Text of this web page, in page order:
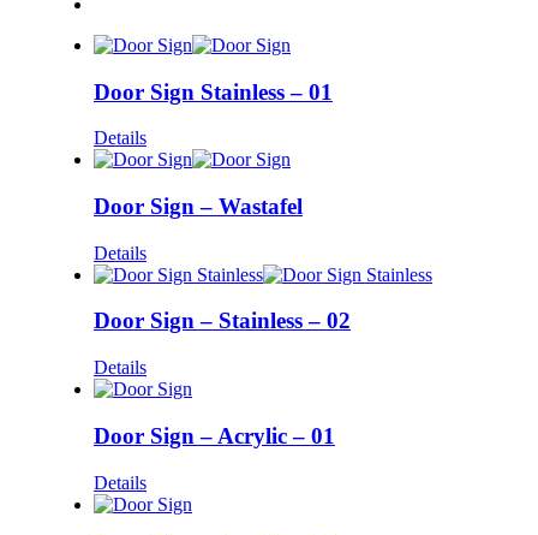
Door Sign Stainless – 01
Details
Door Sign – Wastafel
Details
Door Sign – Stainless – 02
Details
Door Sign – Acrylic – 01
Details